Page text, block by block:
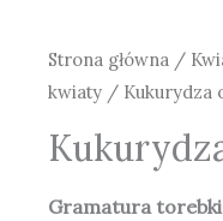
Strona główna /
kwiaty / Kukurydza
Gramatura